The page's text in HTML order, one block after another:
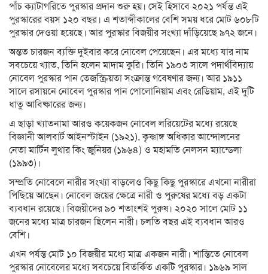
পাঁচ ক্যাটাগরিতে পুরস্কার প্রদান শুরু হয়। সেই হিসাবে ২০২১ পর্যন্ত এই
পুরস্কারের বয়স ১২০ বছর। এ শতাব্দীকালের বেশি সময় ধরে মোট ৬০৮টি
পুরস্কার দেওয়া হয়েছে। আর পুরস্কার বিজয়ীর সংখ্যা দাঁড়িয়েছে ৯৭২ জনে।
অন্তত চারজন ব্যক্তি দুইবার করে নোবেল পেয়েছেন। এর মধ্যে যার নাম
সবচেয়ে খ্যাত, তিনি হলেন মাদাম কুরি। তিনি ১৯০৩ সালে পদার্থবিদ্যায়
নোবেল পুরস্কার পান তেজস্ক্রিয়তা সংক্রান্ত গবেষণার জন্য। আর ১৯১১
সালে রসায়নে নোবেল পুরস্কার পান পোলোনিয়াম এবং রেডিয়াম, এই দুটি
ধাতু আবিষ্কারের জন্য।
এ ছাড়া খ্যাতনামা আরও কয়েকজন নোবেল লরিয়েটের মধ্যে রয়েছে
বিজ্ঞানী আলবার্ট আইনস্টাইন (১৯২১), কৃষ্ণাঙ্গ অধিকার আন্দোলনের
নেতা মার্টিন লুথার কিং জুনিয়র (১৯৬৪) ও মহামতি নেলসন ম্যান্ডেলা
(১৯৯৩)।
সম্প্রতি নোবেলে নারীর সংখ্যা বাড়লেও কিছু কিছু পুরস্কারে এখনো নারীরা
পিছিয়ে আছেন। নোবেল জয়ের ক্ষেত্রে নারী ও পুরুষের মধ্যে বড় একটা
ব্যবধান রয়েছে। বিজয়ীদের ৯০ শতাংশই পুরুষ। ২০২০ সালে মোট ১১
জনের মধ্যে মাত্র চারজন ছিলেন নারী। চলতি বছর এই ব্যবধান আরও
বেশি।
এখন পর্যন্ত মোট ১০ বিজয়ীর মধ্যে মাত্র একজন নারী। শান্তিতে নোবেল
পুরস্কার নোবেলের মধ্যে সবচেয়ে বিতর্কিত একটি পুরস্কার। ১৯৬৯ সাল